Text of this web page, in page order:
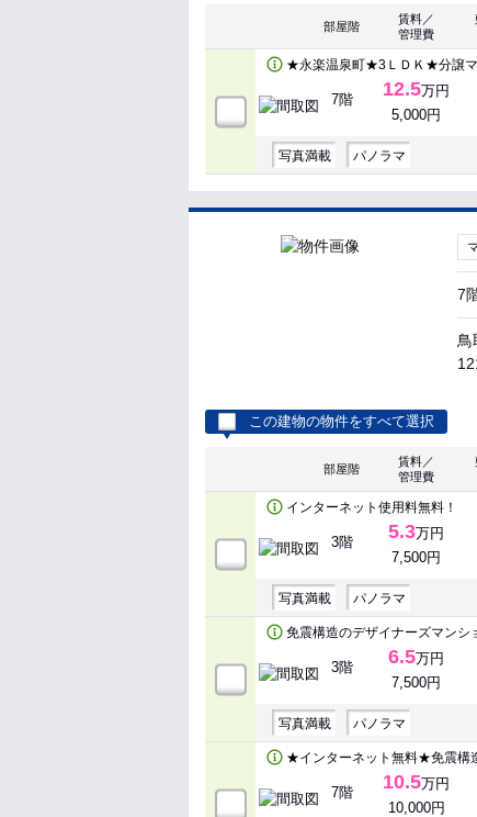
部屋階
賃料／
管理費
★永楽温泉町★3ＬＤＫ★分譲
7階 12.5万円
5,000円
写真満載 パノラマ
7
鳥
この建物の物件をすべて選択
部屋階
賃料／
管理費
インターネット使用料無料！
3階 5.3万円
7,500円
写真満載 パノラマ
免震構造のデザイナーズマンシ
3階 6.5万円
7,500円
写真満載 パノラマ
★インターネット無料★免震構
7階 10.5万円
10,000円